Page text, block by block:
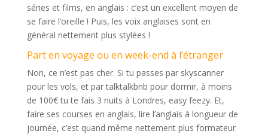
séries et films, en anglais : c’est un excellent moyen de
se faire l’oreille ! Puis, les voix anglaises sont en
général nettement plus stylées !
Part en voyage ou en week-end à l’étranger
Non, ce n’est pas cher. Si tu passes par skyscanner
pour les vols, et par talktalkbnb pour dormir, à moins
de 100€ tu te fais 3 nuits à Londres, easy feezy. Et,
faire ses courses en anglais, lire l’anglais à longueur de
journée, c’est quand même nettement plus formateur